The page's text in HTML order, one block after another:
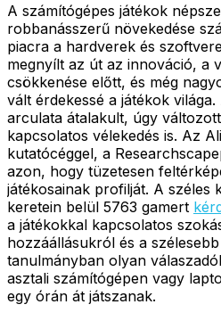
A számítógépes játékok
robbanásszerű növekedése
piacra a hardverek és
megnyílt az út az innováció, a
csökkenése előtt, és még
vált érdekessé a játékok
arculata átalakult, úgy
kapcsolatos vélekedés is. Az
kutatócéggel, a
azon, hogy tüzetesen
játékosainak profilját. A széles
keretein belül 5763 gamert
a játékokkal kapcsolatos
hozzáállásukról és a
tanulmányban olyan
asztali számítógépen vagy
egy órán át játszanak.